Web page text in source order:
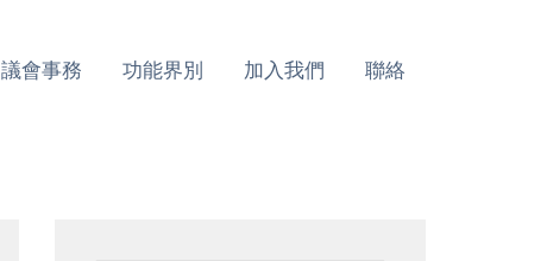
議會事務 功能界別 加入我們 聯絡